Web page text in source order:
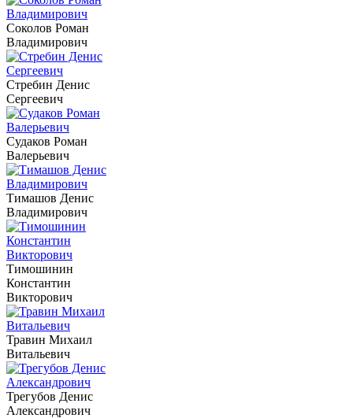
Соколов Роман
Владимирович
Стребин Денис
Сергеевич
Судаков Роман
Валерьевич
Тимашов Денис
Владимирович
Тимошинин
Константин
Викторович
Травин Михаил
Витальевич
Трегубов Денис
Александрович